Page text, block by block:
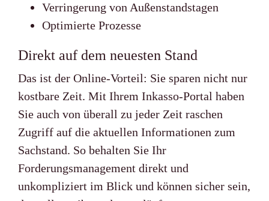
Verringerung von Außenstandstagen
Optimierte Prozesse
Direkt auf dem neuesten Stand
Das ist der Online-Vorteil: Sie sparen nicht nur
kostbare Zeit. Mit Ihrem Inkasso-Portal haben
Sie auch von überall zu jeder Zeit raschen
Zugriff auf die aktuellen Informationen zum
Sachstand. So behalten Sie Ihr
Forderungsmanagement direkt und
unkompliziert im Blick und können sicher sein,